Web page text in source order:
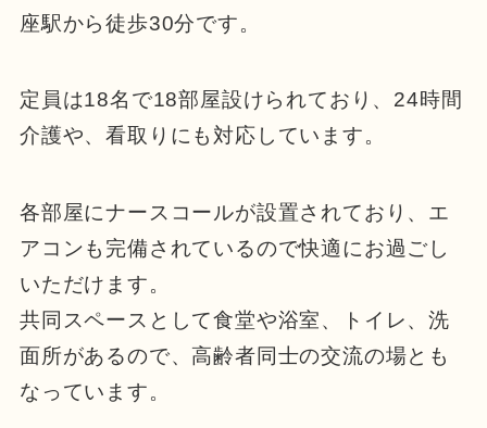
座駅から徒歩30分です。
定員は18名で18部屋設けられており、 24時間
介護や、看取りにも対応しています。
各部屋にナースコールが設置されており、エ
アコンも完備されているので快適にお過ごし
いただけます。
共同スペースとして食堂や浴室、トイレ、洗
面所があるので、高齢者同士の交流の場とも
なっています。